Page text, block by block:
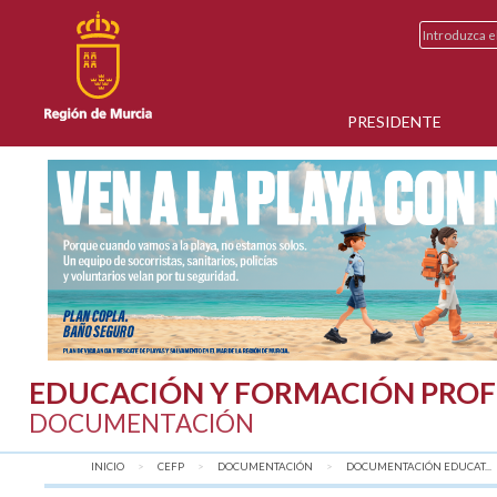
PRESIDENTE
EDUCACIÓN Y FORMACIÓN
DOCUMENTACIÓN
INICIO CEFP DOCUMENTACIÓN DOCUMENTACIÓN EDUCAT...